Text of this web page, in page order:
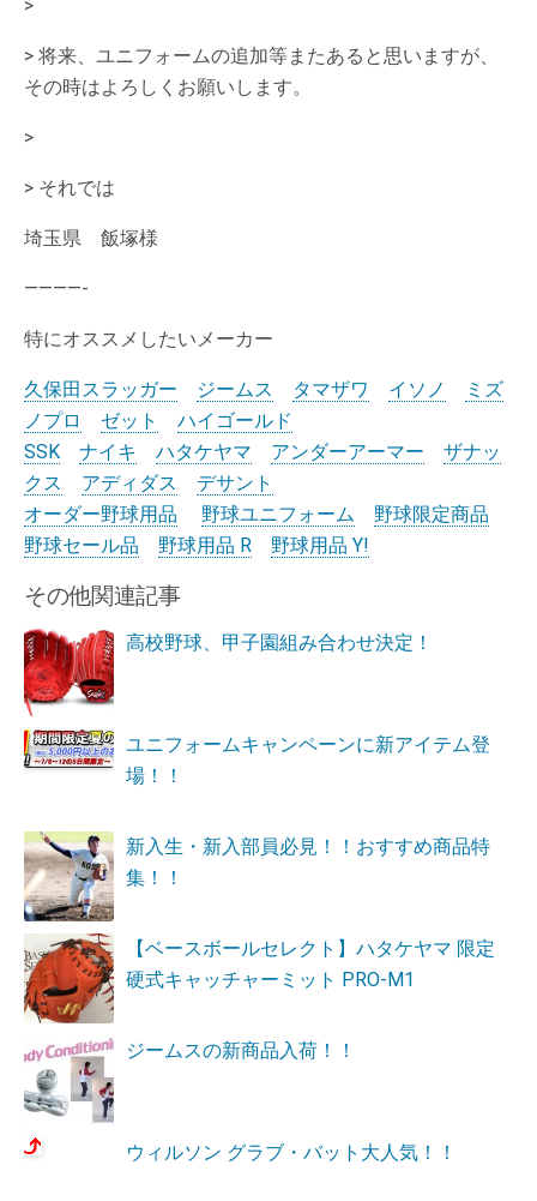
>
> 将来、ユニフォームの追加等またあると思いますが、
その時はよろしくお願いします。
>
> それでは
埼玉県 飯塚様
————-
特にオススメしたいメーカー
久保田スラッガー ジームス タマザワ イソノ
ミズ
ノプロ
ゼット
ハイゴールド
SSK
ナイキ ハタケヤマ アンダーアーマー
ザナッ
クス
アディダス
デサント
オーダー野球用品
野球ユニフォーム
野球限定商品
野球セール品
野球用品 R 野球用品 Y!
その他関連記事
高校野球、甲子園組み合わせ決定！
ユニフォームキャンペーンに新アイテム登
場！！
新入生・新入部員必見！！おすすめ商品特
集！！
【ベースボールセレクト】ハタケヤマ 限定
硬式キャッチャーミット PRO-M1
ジームスの新商品入荷！！
ウィルソン グラブ・バット大人気！！